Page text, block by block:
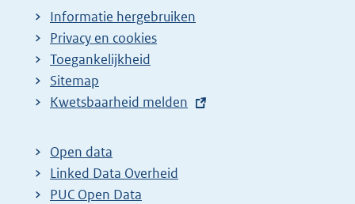
Informatie hergebruiken
Privacy en cookies
Toegankelijkheid
Sitemap
E
t
e
r
Kwetsbaarheid melden
Open data
Linked Data Overheid
PUC Open Data